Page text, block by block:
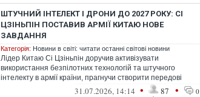
ШТУЧНИЙ ІНТЕЛЕКТ І ДРОНИ ДО 2027 РОКУ: СІ
ЦЗІНЬПІН ПОСТАВИВ АРМІЇ КИТАЮ НОВЕ
ЗАВДАННЯ
Категорія: Новини в світі: читати останні світові новини
Лідер Китаю Сі Цзіньпін доручив активізувати
використання безпілотних технологій та штучного
інтелекту в армії країни, прагнучи створити передові
31.07.2026, 14:14 • 87 • 0